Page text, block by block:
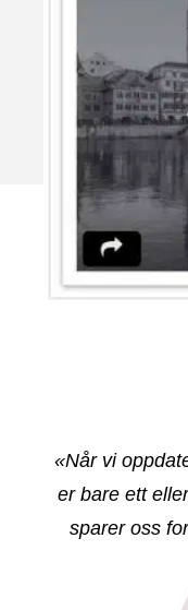
«Når vi
er bare ett
sparer oss